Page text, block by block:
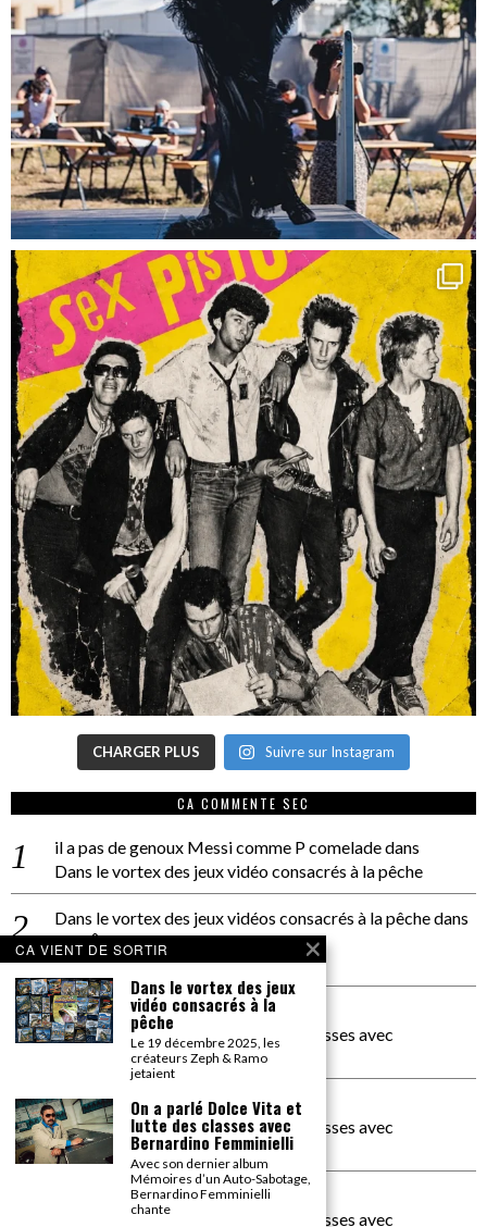
CHARGER PLUS Suivre sur Instagram
CA COMMENTE SEC
il a pas de genoux Messi comme P comeladedans
Dans le vortex des jeux vidéo consacrés à la pêche
Dans le vortex des jeux vidéos consacrés à la pêchedans
PACÔME THIELLEMENT
La séance d’Hip Gnose
La Patrie
dans
On a parlé Dolce Vita et lutte des classes avec
Bernardino Femminielli
carte noire negra à l'o tiededans
On a parlé Dolce Vita et lutte des classes avec
Bernardino Femminielli
moise et son mascarédans
On a parlé Dolce Vita et lutte des classes avec
CA VIENT DE SORTIR
Dans le vortex des jeux
vidéo consacrés à la
pêche
Le 19 décembre 2025, les
créateurs Zeph & Ramo
jetaient
On a parlé Dolce Vita et
lutte des classes avec
Bernardino Femminielli
Avec son dernier album
Mémoires d’un Auto-Sabotage,
Bernardino Femminielli
chante